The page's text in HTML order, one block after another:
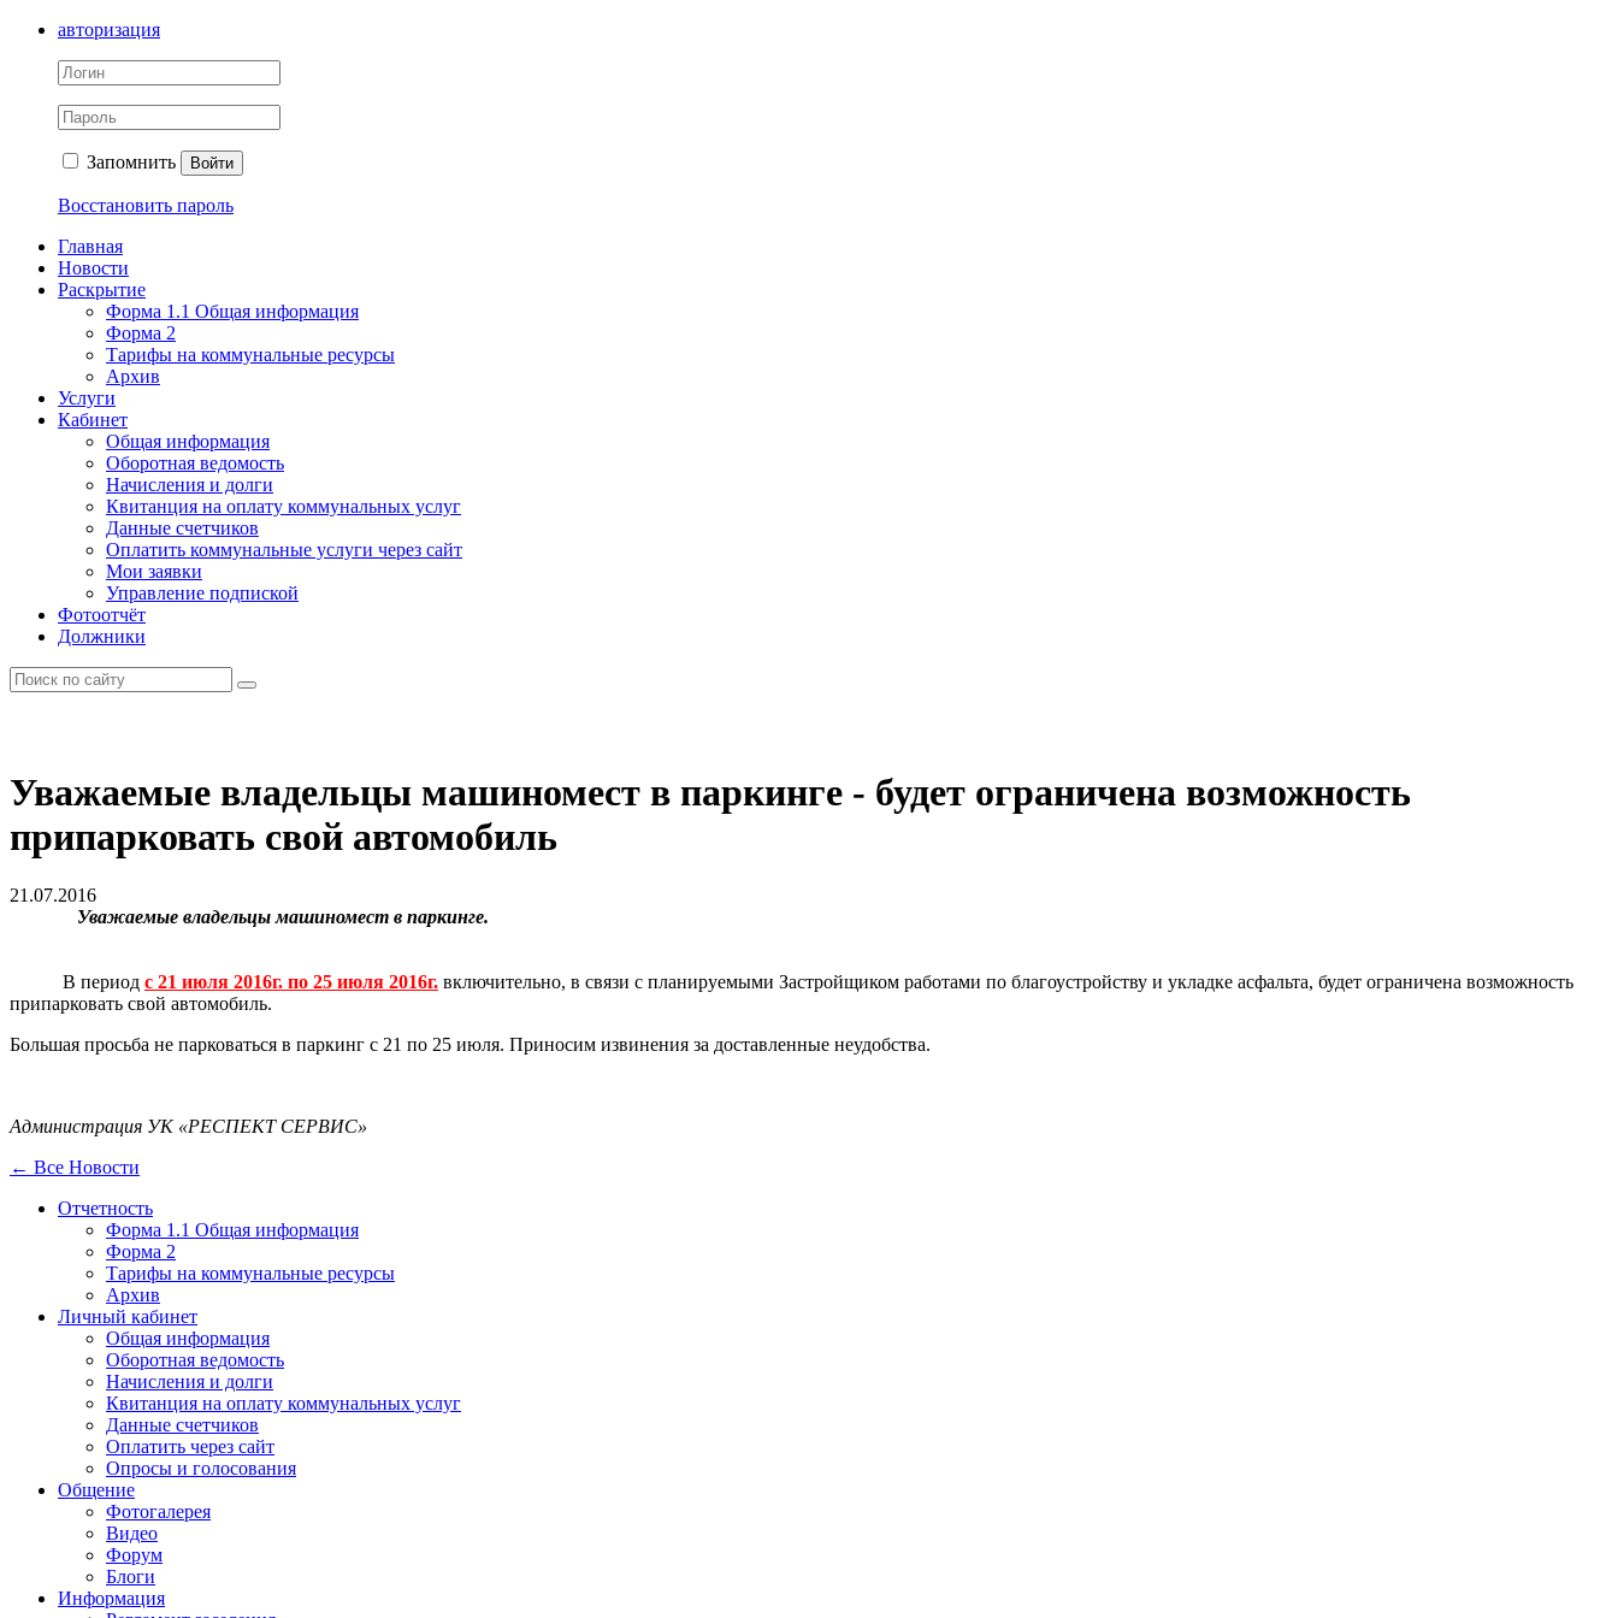
авторизация
Запомнить Войти
Восстановить пароль
Главная
Новости
Раскрытие
Форма 1.1 Общая информация
Форма 2
Тарифы на коммунальные ресурсы
Архив
Услуги
Кабинет
Общая информация
Оборотная ведомость
Начисления и долги
Квитанция на оплату коммунальных услуг
Данные счетчиков
Оплатить коммунальные услуги через сайт
Мои заявки
Управление подпиской
Фотоотчёт
Должники
Уважаемые владельцы машиномест в паркинге - будет ограничена возможность
припарковать свой автомобиль
21.07.2016
Уважаемые владельцы машиномест в паркинге.
В период с 21 июля 2016г. по 25 июля 2016г. включительно, в связи с планируемыми Застройщиком работами по благоустройству и укладке асфальта, будет ограничена возможность
припарковать свой автомобиль.
Большая просьба не парковаться в паркинг с 21 по 25 июля. Приносим извинения за доставленные неудобства.
Администрация УК «РЕСПЕКТ СЕРВИС»
← Все Новости
Отчетность
Форма 1.1 Общая информация
Форма 2
Тарифы на коммунальные ресурсы
Архив
Личный кабинет
Общая информация
Оборотная ведомость
Начисления и долги
Квитанция на оплату коммунальных услуг
Данные счетчиков
Оплатить через сайт
Опросы и голосования
Общение
Фотогалерея
Видео
Форум
Блоги
Информация